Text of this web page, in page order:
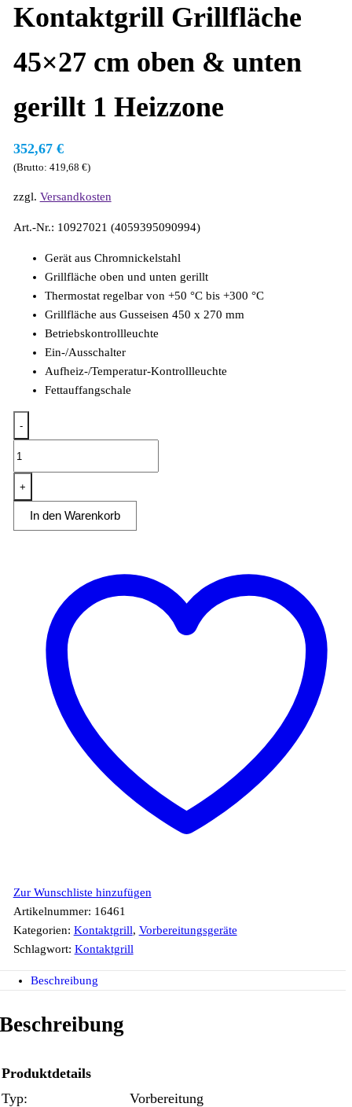
Kontaktgrill Grillfläche
45×27 cm oben & unten
gerillt 1 Heizzone
352,67 €
(Brutto: 419,68 €)
zzgl. Versandkosten
Art.-Nr.: 10927021 (4059395090994)
Gerät aus Chromnickelstahl
Grillfläche oben und unten gerillt
Thermostat regelbar von +50 °C bis +300 °C
Grillfläche aus Gusseisen 450 x 270 mm
Betriebskontrollleuchte
Ein-/Ausschalter
Aufheiz-/Temperatur-Kontrollleuchte
Fettauffangschale
-
45x27
cm
oben
Heizzone
+
In den Warenkorb
Zur Wunschliste hinzufügen
Artikelnummer: 16461
Kategorien: Kontaktgrill, Vorbereitungsgeräte
Schlagwort: Kontaktgrill
Beschreibung
Beschreibung
Produktdetails
Typ:
Vorbereitung